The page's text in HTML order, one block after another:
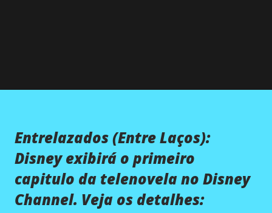
Entrelazados (Entre Laços):
Disney exibirá o primeiro
capitulo da telenovela no Disney
Channel. Veja os detalhes: